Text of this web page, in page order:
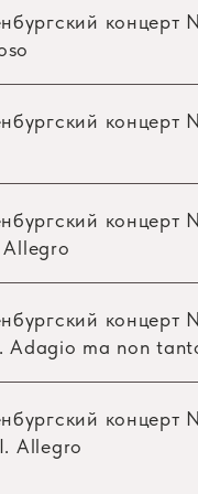
(17–19)
концерт
концерт
Allegro
концерт
Adagio ma non
концерт
Allegro